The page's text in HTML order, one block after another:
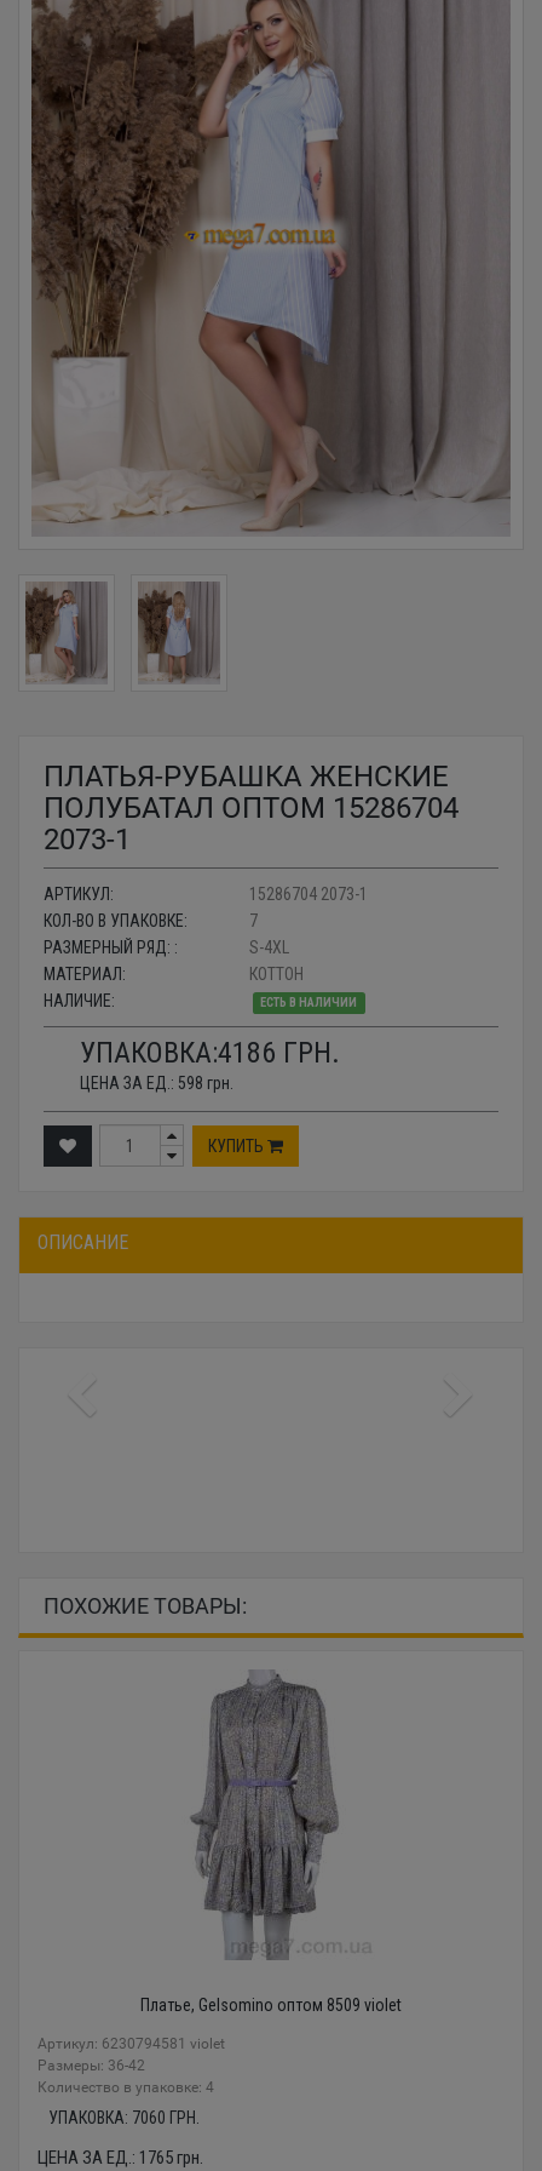
ПЛАТЬЯ-РУБАШКА ЖЕНСКИЕ
ПОЛУБАТАЛ ОПТОМ 15286704
2073-1
АРТИКУЛ:
15286704 2073-1
КОЛ-ВО В УПАКОВКЕ:
7
РАЗМЕРНЫЙ РЯД: :
S-4XL
МАТЕРИАЛ:
КОТТОН
НАЛИЧИЕ:
ЕСТЬ В НАЛИЧИИ
УПАКОВКА:4186 ГРН.
ЦЕНА ЗА ЕД.: 598 грн.
КУПИТЬ
ОПИСАНИЕ
ПОХОЖИЕ ТОВАРЫ:
Платье, Gelsomino оптом 8509 violet
Артикул: 6230794581 violet
Размеры: 36-42
Количество в упаковке: 4
УПАКОВКА: 7060 ГРН.
ЦЕНА ЗА ЕД.: 1765грн.